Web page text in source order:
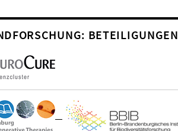
BETEILIGUNGEN